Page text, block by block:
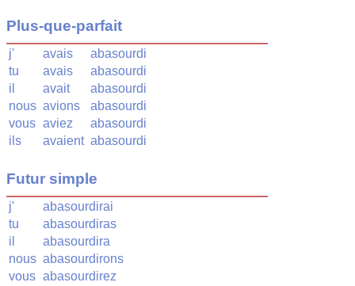
Plus-que-parfait
j' avais
abasourdi
tu
avais
abasourdi
il
avait
abasourdi
nous avions
abasourdi
vous aviez
abasourdi
ils
avaient abasourdi
Futur simple
j'
abasourdirai
tu
abasourdiras
il
abasourdira
nous abasourdirons
vous abasourdirez